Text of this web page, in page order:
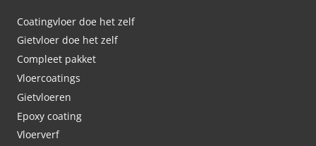
Coatingvloer doe het zelf
Gietvloer doe het zelf
Compleet pakket
Vloercoatings
Gietvloeren
Epoxy coating
Vloerverf